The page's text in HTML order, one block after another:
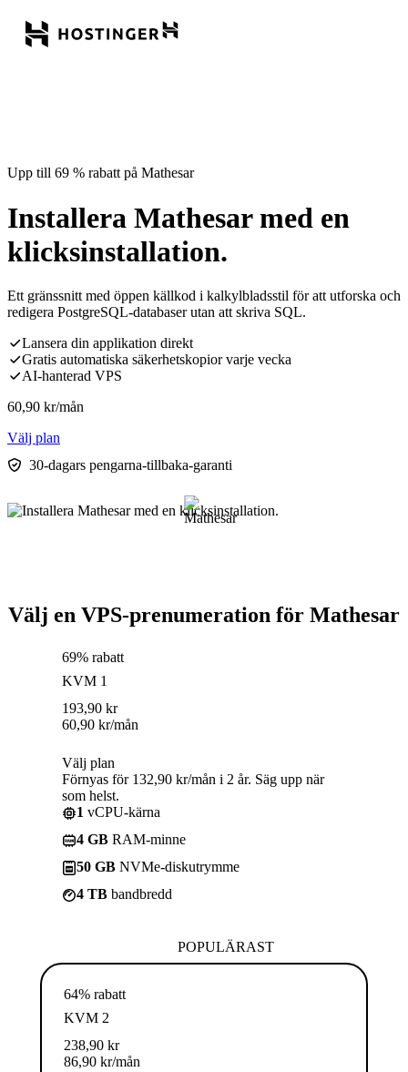
Upp till 69 % rabatt på Mathesar
Installera Mathesar med en
klicksinstallation.
Ett gränssnitt med öppen källkod i kalkylbladsstil för att utforska och
redigera PostgreSQL-databaser utan att skriva SQL.
Lansera din applikation direkt
Gratis automatiska säkerhetskopior varje vecka
AI-hanterad VPS
60,90 kr/mån
Välj plan
30-dagars pengarna-tillbaka-garanti
Välj en VPS-prenumeration för Mathesar
69% rabatt
KVM 1
193,90 kr
60,90 kr/mån
Välj plan
Förnyas för 132,90 kr/mån i 2 år. Säg upp när
som helst.
1 vCPU-kärna
4 GB RAM-minne
50 GB NVMe-diskutrymme
4 TB bandbredd
POPULÄRAST
64% rabatt
KVM 2
238,90 kr
86,90 kr/mån